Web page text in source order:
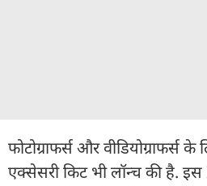
फोटोग्राफर्स और
एक्सेसरी किट भी लॉन्च की है.